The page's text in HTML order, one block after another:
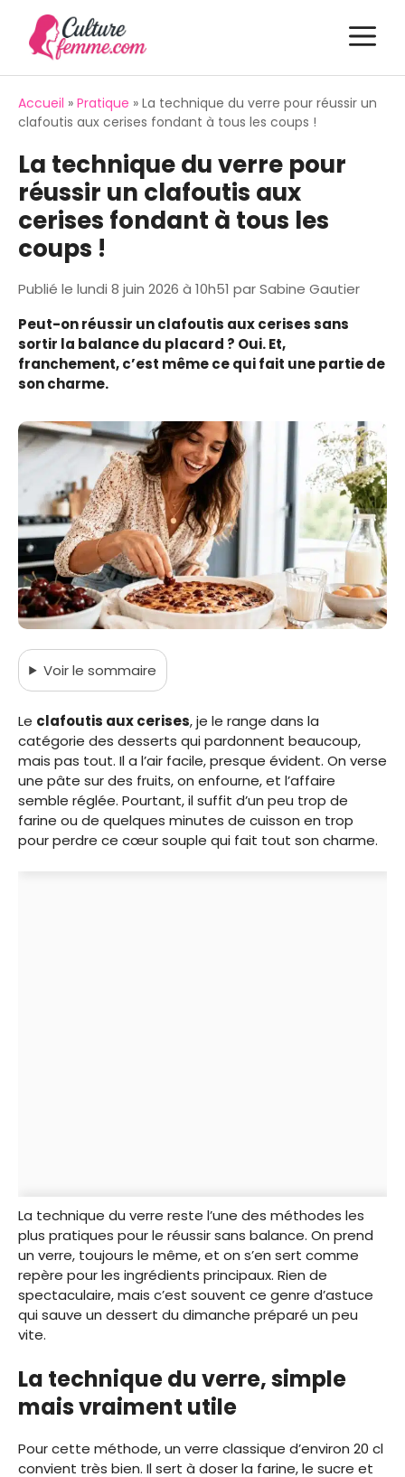
contenu
Accueil » Pratique » La technique du verre pour réussir un
clafoutis aux cerises fondant à tous les coups !
La technique du verre pour
réussir un clafoutis aux
cerises fondant à tous les
coups !
Publié le lundi 8 juin 2026 à 10h51 parSabine Gautier
Peut-on réussir un clafoutis aux cerises sans
sortir la balance du placard ? Oui. Et,
franchement, c’est même ce qui fait une partie de
son charme.
Voirle sommaire
Le clafoutis aux cerises, je le range dans la
catégorie des desserts qui pardonnent beaucoup,
mais pas tout. Il a l’air facile, presque évident. On verse
une pâte sur des fruits, on enfourne, et l’affaire
semble réglée. Pourtant, il suffit d’un peu trop de
farine ou de quelques minutes de cuisson en trop
pour perdre ce cœur souple qui fait tout son charme.
La technique du verre reste l’une des méthodes les
plus pratiques pour le réussir sans balance. On prend
un verre, toujours le même, et on s’en sert comme
repère pour les ingrédients principaux. Rien de
spectaculaire, mais c’est souvent ce genre d’astuce
qui sauve un dessert du dimanche préparé un peu
vite.
La technique du verre, simple
mais vraiment utile
Pour cette méthode, un verre classique d’environ 20 cl
convient très bien. Il sert à doser la farine, le sucre et